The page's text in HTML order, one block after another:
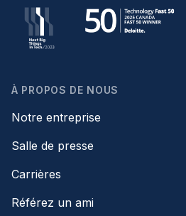
À PROPOS DE NOUS
Notre entreprise
Salle de presse
Carrières
Référez un ami